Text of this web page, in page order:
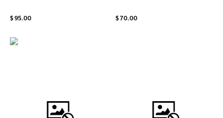
$ 95.00 $ 70.00